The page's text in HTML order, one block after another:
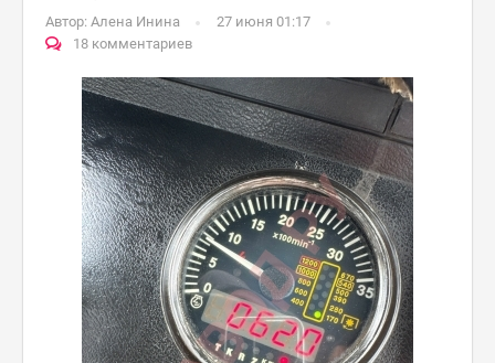
Автор: Алена Инина
27 июня 01:17
18 комментариев